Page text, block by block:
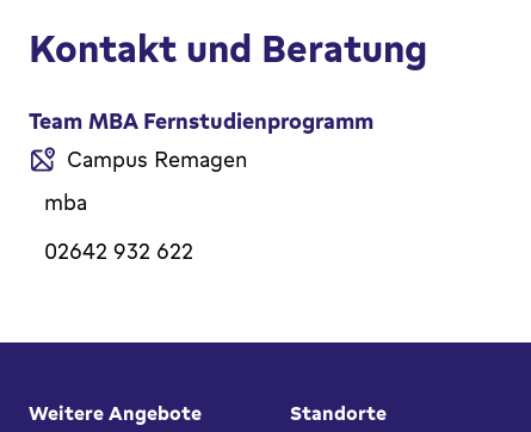
Kontakt und Beratung
Team MBA Fernstudienprogramm
Campus Remagen
mba
02642 932 622
Fußbereich
Weitere Angebote
Standorte